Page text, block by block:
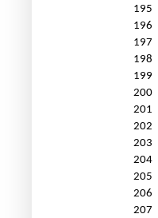
195
196
197
198
199
200
201
202
203
204
205
206
207